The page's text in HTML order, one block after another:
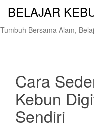
BELAJAR
Tumbuh Bersama Alam,
Cara
Kebun
Sendiri